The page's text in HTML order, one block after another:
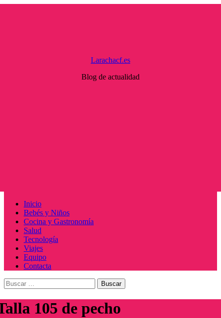
Larachacf.es
Blog de actualidad
Menú
principal
Inicio
Bebés y Niños
Cocina y Gastronomía
Salud
Tecnología
Viajes
Equipo
Contacta
Buscar:
105 de pecho